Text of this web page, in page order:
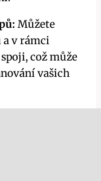
Můžete
v rámci
což může
vašich